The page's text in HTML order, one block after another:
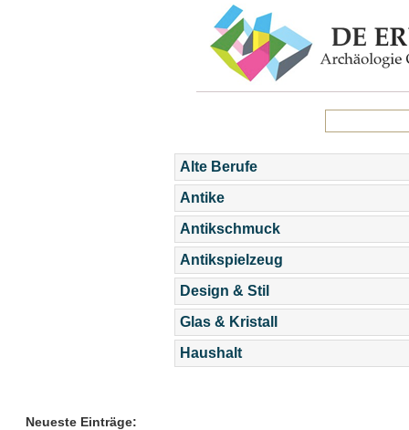
Alte Berufe
Antike
Antikschmuck
Antikspielzeug
Design & Stil
Glas & Kristall
Haushalt
Neueste Einträge: